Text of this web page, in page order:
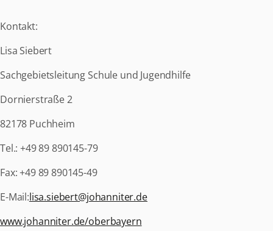
Kontakt:
Lisa Siebert
Sachgebietsleitung Schule und Jugendhilfe
Dornierstraße 2
82178 Puchheim
Tel.: +49 89 890145-79
Fax: +49 89 890145-49
E-Mail:lisa.siebert@johanniter.de
www.johanniter.de/oberbayern